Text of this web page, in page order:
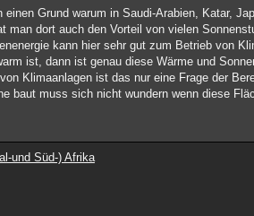
einen Grund warum in Saudi-Arabien, Katar,
man dort auch den Vorteil von vielen
kann hier sehr gut zum Betrieb von
ist, dann ist genau diese Wärme und
Klimaanlagen ist das nur eine Frage der
baut muss sich nicht wundern wenn diese
und Süd-) Afrika